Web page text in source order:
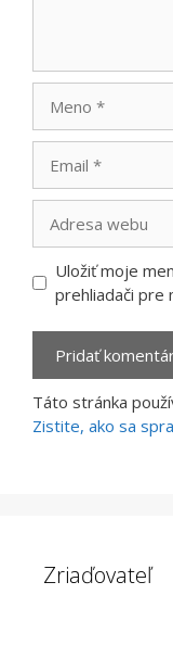
webu
Uložiť moje
prehliadači pre
Táto stránka
Zistite, ako sa
Zriaďovateľ